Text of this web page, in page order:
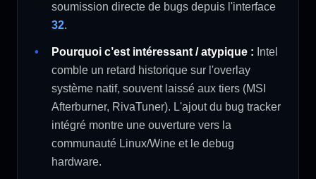
soumission directe de bugs depuis l'interface
32.
Pourquoi c’est intéressant / atypique : Intel
comble un retard historique sur l'overlay
système natif, souvent laissé aux tiers (MSI
Afterburner, RivaTuner). L'ajout du bug tracker
intégré montre une ouverture vers la
communauté Linux/Wine et le debug
hardware.